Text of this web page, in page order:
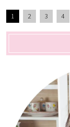
1 2 3 4